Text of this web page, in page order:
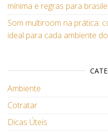
mínima e regras para
Som multiroom na prática:
ideal para cada ambiente
Ambiente
Cotratar
Dicas Úteis